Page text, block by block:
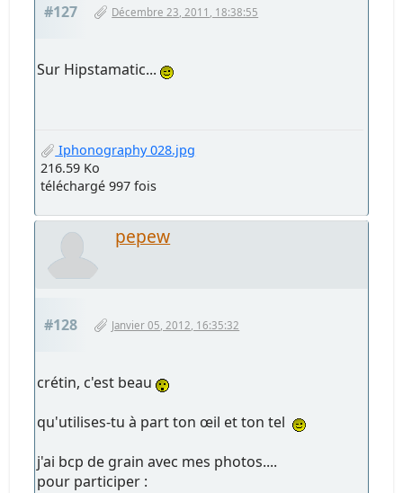
#127 Décembre 23, 2011, 18:38:55
Sur Hipstamatic...
Iphonography 028.jpg
216.59 Ko
téléchargé 997 fois
pepew
#128 Janvier 05, 2012, 16:35:32
crétin, c'est beau
qu'utilises-tu à part ton œil et ton tel
j'ai bcp de grain avec mes photos....
pour participer :